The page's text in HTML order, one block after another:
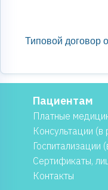
Типовой договор
Пациентам
Платные
Консультации (в
Госпитализации
Сертификаты,
Контакты